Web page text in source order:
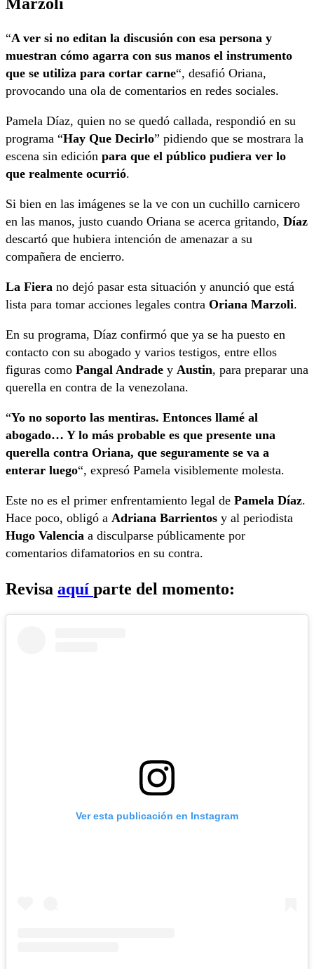
“A ver si no editan la discusión con esa persona y
muestran cómo agarra con sus manos el instrumento
que se utiliza para cortar carne“, desafió Oriana,
provocando una ola de comentarios en redes sociales.
Pamela Díaz, quien no se quedó callada, respondió en su
programa “Hay Que Decirlo” pidiendo que se mostrara la
escena sin edición para que el público pudiera ver lo
que realmente ocurrió.
Si bien en las imágenes se la ve con un cuchillo carnicero
en las manos, justo cuando Oriana se acerca gritando, Díaz
descartó que hubiera intención de amenazar a su
compañera de encierro.
La Fiera no dejó pasar esta situación y anunció que está
lista para tomar acciones legales contra Oriana Marzoli.
En su programa, Díaz confirmó que ya se ha puesto en
contacto con su abogado y varios testigos, entre ellos
figuras como Pangal Andrade y Austin, para preparar una
querella en contra de la venezolana.
“Yo no soporto las mentiras. Entonces llamé al
abogado… Y lo más probable es que presente una
querella contra Oriana, que seguramente se va a
enterar luego“, expresó Pamela visiblemente molesta.
Este no es el primer enfrentamiento legal de Pamela Díaz.
Hace poco, obligó a Adriana Barrientos y al periodista
Hugo Valencia a disculparse públicamente por
comentarios difamatorios en su contra.
Revisa aquí parte del momento:
Ver esta publicación en Instagram